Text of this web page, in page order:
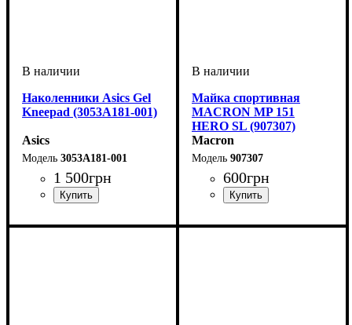
Наколенники Asics Gel
Kneepad (3053A181-001)
Asics
3053A181-001
1 500грн
Унисекс
Майка спортивная
MACRON MP 151
HERO SL (907307)
Macron
907307
600грн
Мужской